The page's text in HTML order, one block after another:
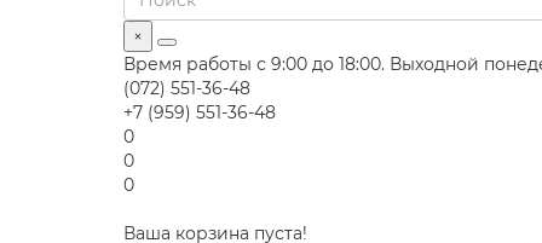
×
Время работы с 9:00 до 18:00. Выходной
(072) 551-36-48
+7 (959) 551-36-48
0
0
0
Ваша корзина пуста!